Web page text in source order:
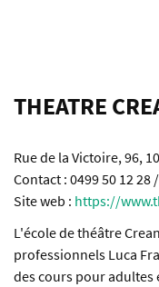
THEATRE
Rue de la Victoire, 96,
Contact : 0499 50 12 28 /
Site web : https://
L'école de théâtre
professionnels Luca
des cours pour adultes